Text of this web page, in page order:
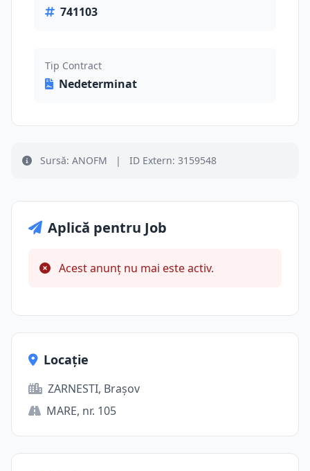
741103
Tip Contract
Nedeterminat
Sursă: ANOFM | ID Extern: 3159548
Aplică pentru Job
Acest anunț nu mai este activ.
Locație
ZARNESTI, Brașov
MARE, nr. 105